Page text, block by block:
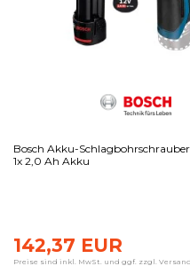
Bosch Akku-Schlagbohrschrauber
1x 2,0 Ah Akku
142,37 EUR
Preise sind inkl. MwSt. und ggf. zzgl.